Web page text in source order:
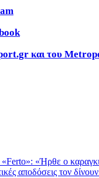
και του
«Ferto»: «Ήρθε ο
αποδόσεις τον